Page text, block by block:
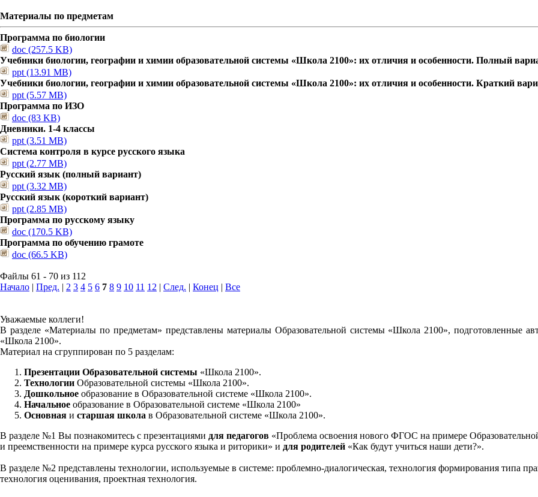
Материалы по предметам
Программа по биологии
doc (257.5 KB)
Учебники биологии, географии и химии образовательной системы «Школа 2100»: их отличия и особенности. Полный
ppt (13.91 MB)
Учебники биологии, географии и химии образовательной системы «Школа 2100»: их отличия и особенности. Краткий
ppt (5.57 MB)
Программа по ИЗО
doc (83 KB)
Дневники. 1-4 классы
ppt (3.51 MB)
Система контроля в курсе русского языка
ppt (2.77 MB)
Русский язык (полный вариант)
ppt (3.32 MB)
Русский язык (короткий вариант)
ppt (2.85 MB)
Программа по русскому языку
doc (170.5 KB)
Программа по обучению грамоте
doc (66.5 KB)
Файлы 61 - 70 из 112
Начало | Пред. | 2 3 4 5 6 7 8 9 10 11 12 | След. | Конец | Все
Уважаемые коллеги!
В разделе «Материалы по предметам» представлены материалы Образовательной системы «Школа 2100», подготовленные
«Школа 2100».
Материал на сгруппирован по 5 разделам:
Презентации Образовательной системы «Школа 2100».
Технологии Образовательной системы «Школа 2100».
Дошкольное образование в Образовательной системе «Школа 2100».
Начальное образование в Образовательной системе «Школа 2100»
Основная и старшая школа в Образовательной системе «Школа 2100».
В разделе №1 Вы познакомитесь с презентациями для педагогов «Проблема освоения нового ФГОС на примере
и преемственности на примере курса русского языка и риторики» и для родителей «Как будут учиться наши дети?».
В разделе №2 представлены технологии, используемые в системе: проблемно-диалогическая, технология формирования типа
технология оценивания, проектная технология.